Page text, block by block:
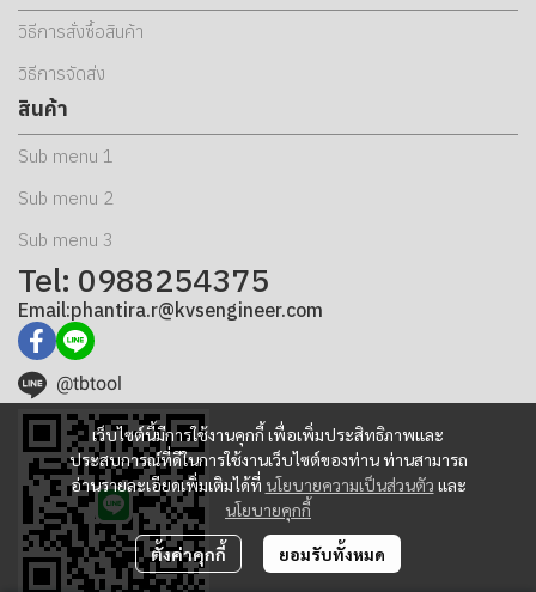
เว็บไซต์นี้มีการใช้งานคุกกี้ เพื่อเพิ่มประสิทธิภาพและ
ประสบการณ์ที่ดีในการใช้งานเว็บไซต์ของท่าน ท่านสามารถ
อ่านรายละเอียดเพิ่มเติมได้ที่ นโยบายความเป็นส่วนตัว และ
นโยบายคุกกี้
ตั้งค่าคุกกี้ ยอมรับทั้งหมด
วิธีการสั่งซื้อสินค้า
วิธีการจัดส่ง
สินค้า
Sub menu 1
Sub menu 2
Sub menu 3
Tel: 0988254375
Email:phantira.r@kvsengineer.com
@tbtool